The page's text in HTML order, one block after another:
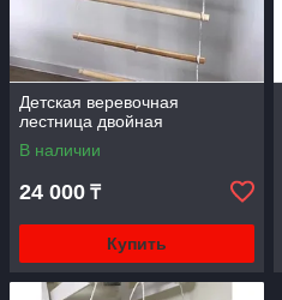
Детская веревочная
лестница двойная
В наличии
24 000 ₸
Купить